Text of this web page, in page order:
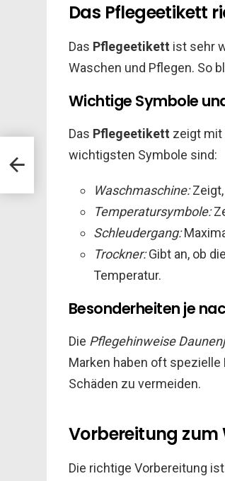
Das Pflegeetikett
Das Pflegeetikett ist sehr
Waschen und Pflegen. So
Wichtige Symbole
Das Pflegeetikett zeigt mit
wichtigsten Symbole sind:
Waschmaschine:Zeigt,
Temperatursymbole:
Schleudergang:
Trockner:Gibt an, ob
Temperatur.
Besonderheiten je
Die Pflegehinweise
Marken haben oft
Schäden zu vermeiden.
Vorbereitung zum
Die richtige Vorbereitung